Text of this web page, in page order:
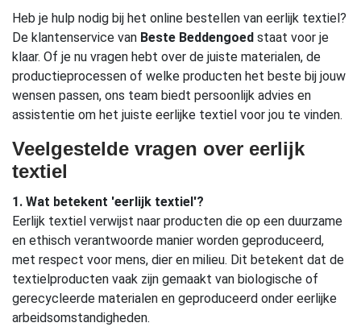
Heb je hulp nodig bij het online bestellen van eerlijk textiel?
De klantenservice van Beste Beddengoed staat voor je
klaar. Of je nu vragen hebt over de juiste materialen, de
productieprocessen of welke producten het beste bij jouw
wensen passen, ons team biedt persoonlijk advies en
assistentie om het juiste eerlijke textiel voor jou te vinden.
Veelgestelde vragen over eerlijk
textiel
1. Wat betekent 'eerlijk textiel'?
Eerlijk textiel verwijst naar producten die op een duurzame
en ethisch verantwoorde manier worden geproduceerd,
met respect voor mens, dier en milieu. Dit betekent dat de
textielproducten vaak zijn gemaakt van biologische of
gerecycleerde materialen en geproduceerd onder eerlijke
arbeidsomstandigheden.